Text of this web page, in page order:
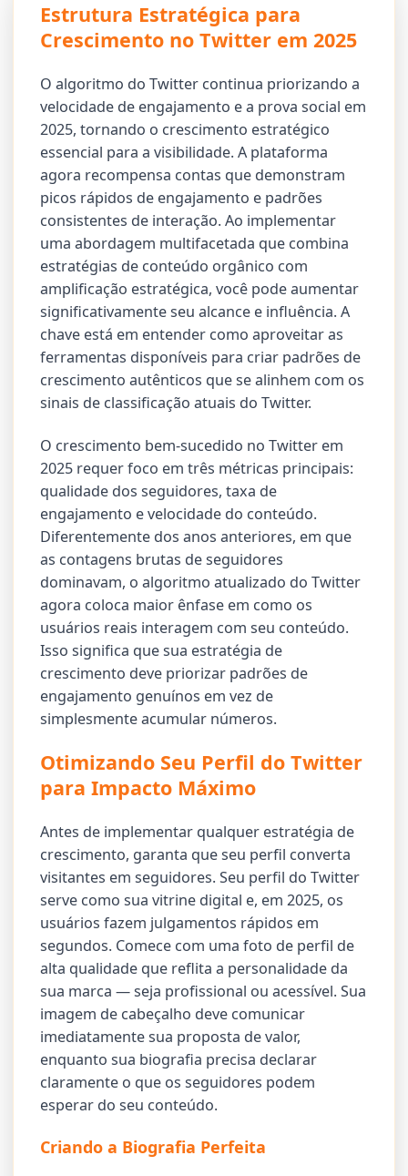
Estrutura Estratégica para
Crescimento no Twitter em 2025
O algoritmo do Twitter continua priorizando a
velocidade de engajamento e a prova social em
2025, tornando o crescimento estratégico
essencial para a visibilidade. A plataforma
agora recompensa contas que demonstram
picos rápidos de engajamento e padrões
consistentes de interação. Ao implementar
uma abordagem multifacetada que combina
estratégias de conteúdo orgânico com
amplificação estratégica, você pode aumentar
significativamente seu alcance e influência. A
chave está em entender como aproveitar as
ferramentas disponíveis para criar padrões de
crescimento autênticos que se alinhem com os
sinais de classificação atuais do Twitter.
O crescimento bem-sucedido no Twitter em
2025 requer foco em três métricas principais:
qualidade dos seguidores, taxa de
engajamento e velocidade do conteúdo.
Diferentemente dos anos anteriores, em que
as contagens brutas de seguidores
dominavam, o algoritmo atualizado do Twitter
agora coloca maior ênfase em como os
usuários reais interagem com seu conteúdo.
Isso significa que sua estratégia de
crescimento deve priorizar padrões de
engajamento genuínos em vez de
simplesmente acumular números.
Otimizando Seu Perfil do Twitter
para Impacto Máximo
Antes de implementar qualquer estratégia de
crescimento, garanta que seu perfil converta
visitantes em seguidores. Seu perfil do Twitter
serve como sua vitrine digital e, em 2025, os
usuários fazem julgamentos rápidos em
segundos. Comece com uma foto de perfil de
alta qualidade que reflita a personalidade da
sua marca — seja profissional ou acessível. Sua
imagem de cabeçalho deve comunicar
imediatamente sua proposta de valor,
enquanto sua biografia precisa declarar
claramente o que os seguidores podem
esperar do seu conteúdo.
Criando a Biografia Perfeita